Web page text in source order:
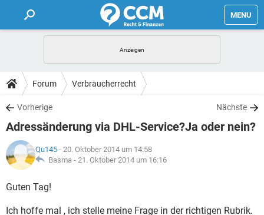
MENU
FORUM
TIPPS
Forum Verbraucherrecht
Vorherige Nächste
Adressänderung via DHL-Service?Ja oder nein?
Qu145 - 20. Oktober 2014 um 14:58
Basma - 21. Oktober 2014 um 16:16
Guten Tag!
Ich hoffe mal , ich stelle meine Frage in der richtigen Rubrik.